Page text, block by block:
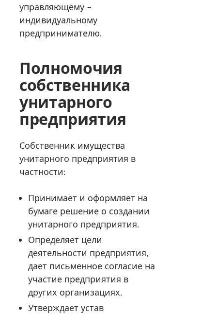
управляющему –
индивидуальному
предпринимателю.
Полномочия
собственника
унитарного
предприятия
Собственник имущества
унитарного предприятия в
частности:
Принимает и оформляет на
бумаге решение о создании
унитарного предприятия.
Определяет цели
деятельности предприятия,
дает письменное согласие на
участие предприятия в
других организациях.
Утверждает устав